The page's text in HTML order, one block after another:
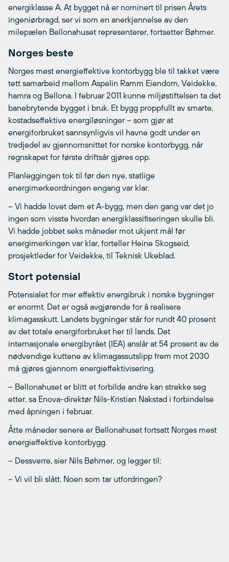
energiklasse A. At bygget nå er nominert til prisen Årets
ingeniørbragd, ser vi som en anerkjennelse av den
milepælen Bellonahuset representerer, fortsetter Bøhmer.
Norges beste
Norges mest energieffektive kontorbygg ble til takket være
tett samarbeid mellom Aspelin Ramm Eiendom, Veidekke,
hamra og Bellona. I februar 2011 kunne miljøstiftelsen ta det
banebrytende bygget i bruk. Et bygg proppfullt av smarte,
kostadseffektive energiløsninger – som gjør at
energiforbruket sannsynligvis vil havne godt under en
tredjedel av gjennomsnittet for norske kontorbygg, når
regnskapet for første driftsår gjøres opp.
Planleggingen tok til før den nye, statlige
energimerkeordningen engang var klar.
– Vi hadde lovet dem et A-bygg, men den gang var det jo
ingen som visste hvordan energiklassifiseringen skulle bli.
Vi hadde jobbet seks måneder mot ukjent mål før
energimerkingen var klar, forteller Heine Skogseid,
prosjektleder for Veidekke, til Teknisk Ukeblad.
Stort potensial
Potensialet for mer effektiv energibruk i norske bygninger
er enormt. Det er også avgjørende for å realisere
klimagasskutt. Landets bygninger står for rundt 40 prosent
av det totale energiforbruket her til lands. Det
internasjonale energibyrået (IEA) anslår at 54 prosent av de
nødvendige kuttene av klimagassutslipp frem mot 2030
må gjøres gjennom energieffektivisering.
– Bellonahuset er blitt et forbilde andre kan strekke seg
etter, sa Enova-direktør Nils-Kristian Nakstad i forbindelse
med åpningen i februar.
Åtte måneder senere er Bellonahuset fortsatt Norges mest
energieffektive kontorbygg.
– Dessverre, sier Nils Bøhmer, og legger til:
– Vi vil bli slått. Noen som tar utfordringen?